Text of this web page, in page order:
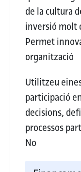
de la cultura
inversió molt
Permet
organització
Utilitzeu
participació
decisions,
processos
No